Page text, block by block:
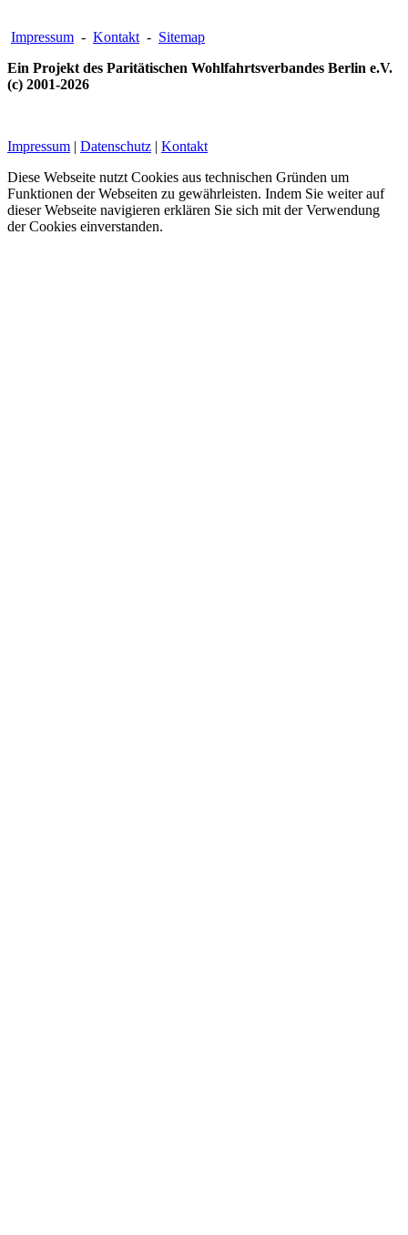
Impressum - Kontakt - Sitemap
Ein Projekt des Paritätischen Wohlfahrtsverbandes Berlin e.V.
(c) 2001-2026
Impressum | Datenschutz | Kontakt
Diese Webseite nutzt Cookies aus technischen Gründen um
Funktionen der Webseiten zu gewährleisten. Indem Sie weiter auf
dieser Webseite navigieren erklären Sie sich mit der Verwendung
der Cookies einverstanden.